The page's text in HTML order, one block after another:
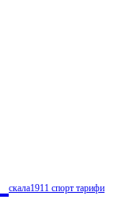
скала1911 спорт тарифи